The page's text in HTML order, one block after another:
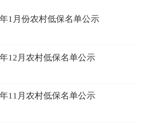
1月份农村低保名单公示
12月农村低保名单公示
11月农村低保名单公示